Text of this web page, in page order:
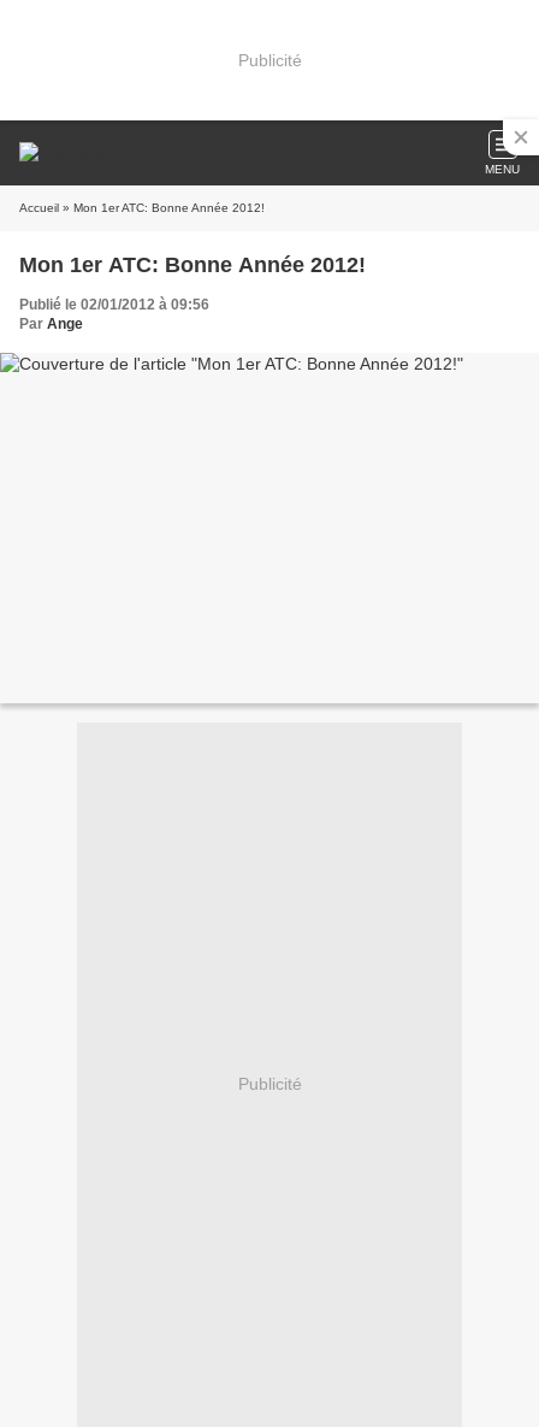
Publicité
MENU
Accueil » Mon 1er ATC: Bonne Année 2012!
Mon 1er ATC: Bonne Année 2012!
Publié le 02/01/2012 à 09:56
Par Ange
Publicité